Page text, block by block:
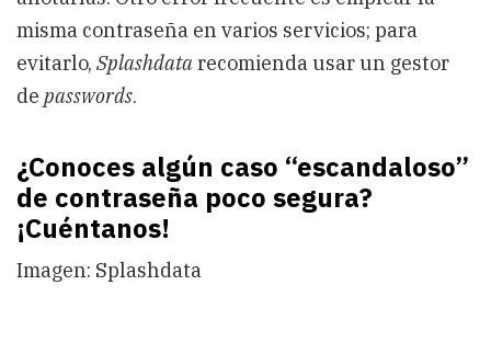
misma contraseña en varios servicios; para
evitarlo, Splashdatarecomienda usar un gestor
de passwords.
¿Conoces algún caso “escandaloso”
de contraseña poco segura?
¡Cuéntanos!
Imagen: Splashdata